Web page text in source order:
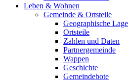
Leben & Wohnen
Gemeinde & Ortsteile
Geographische Lage
Ortsteile
Zahlen und Daten
Partnergemeinde
Wappen
Geschichte
Gemeindebote